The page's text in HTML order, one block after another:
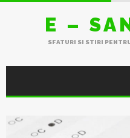
E –
SFATURI SI STIRI